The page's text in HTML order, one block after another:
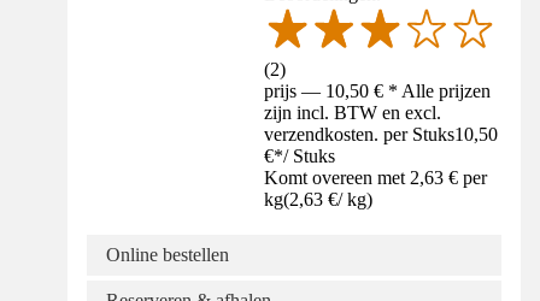
(2)
prijs — 10,50 € * Alle prijzen
zijn incl. BTW en excl.
verzendkosten. per Stuks10,50
€*/ Stuks
Komt overeen met 2,63 € per
kg(2,63 €/ kg)
Online bestellen